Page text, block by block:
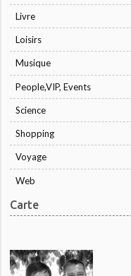
Livre
Loisirs
Musique
People,VIP, Events
Science
Shopping
Voyage
Web
Carte